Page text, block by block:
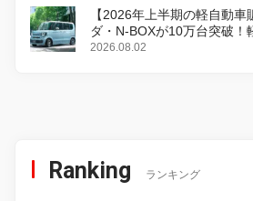
【2026年上半期の軽自動
ダ・N-BOXが10万台突破！
感
2026.08.02
Ranking ランキング